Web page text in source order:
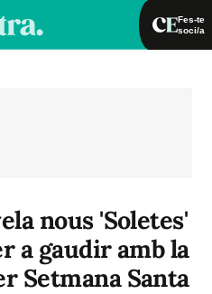
Fes-te
soci/a
nous 'Soletes'
a gaudir amb la
Setmana Santa